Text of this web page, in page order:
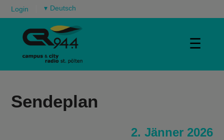
Login ▾
☰
Sendeplan
2. Jänner 2026